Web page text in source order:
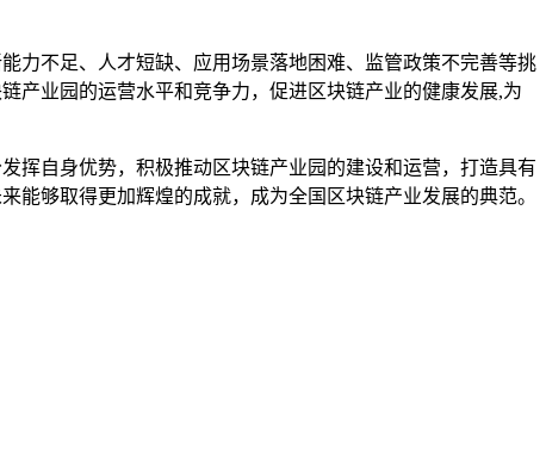
力不足、人才短缺、应用场景落地困难、监管政策不完善等挑
产业园的运营水平和竞争力，促进区块链产业的健康发展,为
挥自身优势，积极推动区块链产业园的建设和运营，打造具有
够取得更加辉煌的成就，成为全国区块链产业发展的典范。